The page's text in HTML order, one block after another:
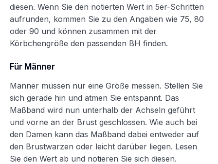
diesen. Wenn Sie den notierten Wert in 5er-Schritten
aufrunden, kommen Sie zu den Angaben wie 75, 80
oder 90 und können zusammen mit der
Körbchengröße den passenden BH finden.
Für Männer
Männer müssen nur eine Größe messen. Stellen Sie
sich gerade hin und atmen Sie entspannt. Das
Maßband wird nun unterhalb der Achseln geführt
und vorne an der Brust geschlossen. Wie auch bei
den Damen kann das Maßband dabei entweder auf
den Brustwarzen oder leicht darüber liegen. Lesen
Sie den Wert ab und notieren Sie sich diesen.